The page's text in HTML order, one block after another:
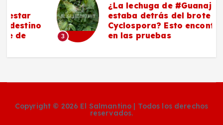
3
¿La lechuga de #Guanajuato
estaba detrás del brote de
Cyclospora? Esto encontraron
en las pruebas
Copyright © 2026 El Salmantino | Todos los derechos
reservados.